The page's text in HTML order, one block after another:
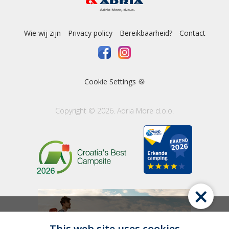
Wie wij zijn Privacy policy Bereikbaarheid? Contact
Cookie Settings 🍪
Copyright © 2026. Adria More d.o.o.
×